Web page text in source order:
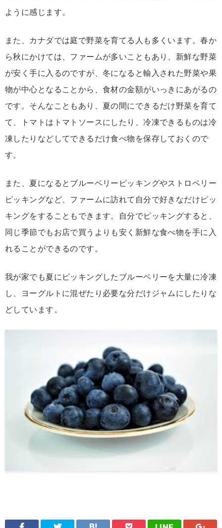
ように感じます。
また、カナダでは庭で野菜を育てる人も多くいます。春か
ら秋にかけては、ファームが多いこともあり、新鮮な野菜
が安く手に入るのですが、冬になると輸入された野菜や果
物が中心となることから、食材の金額がいっきにあがるの
です。そんなこともあり、夏の間にできるだけ野菜を育て
て、トマトはトマトソースにしたり、冷凍できるものは冷
凍したりなどしてできるだけ食べ物を保存しておくので
す。
また、夏になるとブルーベリーピッキングやストロベリー
ピッキングなど、ファームに訪れて自分で好きなだけピッ
キングをすることもできます。自分でピッキングすると、
同じ季節でもお店で買うよりも安く新鮮な食べ物を手に入
れることができるのです。
我が家でも夏にピッキングしたブルーベリーを大量に冷凍
し、ヨーグルトに混ぜたり必要な分だけジャムにしたりな
どしています。